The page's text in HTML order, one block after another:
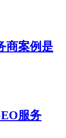
商案例是
服务